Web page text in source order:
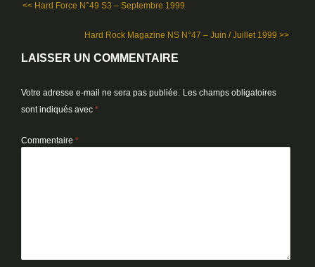
<< Hard Force N°49 S3 – Septembre 1999
Hard Rock Magazine NS N°47 – Juin / Juillet 1999 >>
LAISSER UN COMMENTAIRE
Votre adresse e-mail ne sera pas publiée. Les champs obligatoires
sont indiqués avec *
Commentaire *